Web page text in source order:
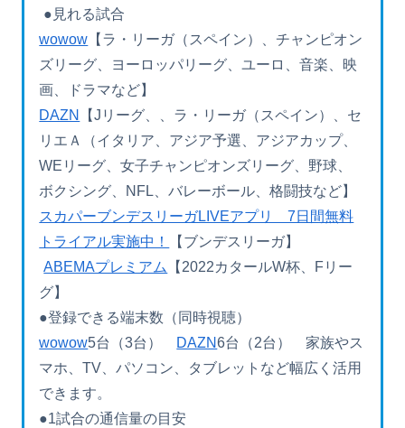
●見れる試合
wowow 【ラ・リーガ（スペイン）、チャンピオン
ズリーグ、ヨーロッパリーグ、ユーロ、音楽、映
画、ドラマなど】
DAZN
【Jリーグ、、ラ・リーガ（スペイン）、セ
リエＡ（イタリア、アジア予選、アジアカップ、
WEリーグ、女子チャンピオンズリーグ、野球、
ボクシング、NFL、バレーボール、格闘技など】
スカパーブンデスリーガLIVEアプリ 7日間無料
トライアル実施中！
【ブンデスリーガ】
ABEMAプレミアム
【2022カタールW杯、Fリー
グ】
●登録できる端末数（同時視聴）
wowow5台（3台） DAZN6台（2台） 家族やス
マホ、TV、パソコン、タブレットなど幅広く活用
できます。
●1試合の通信量の目安